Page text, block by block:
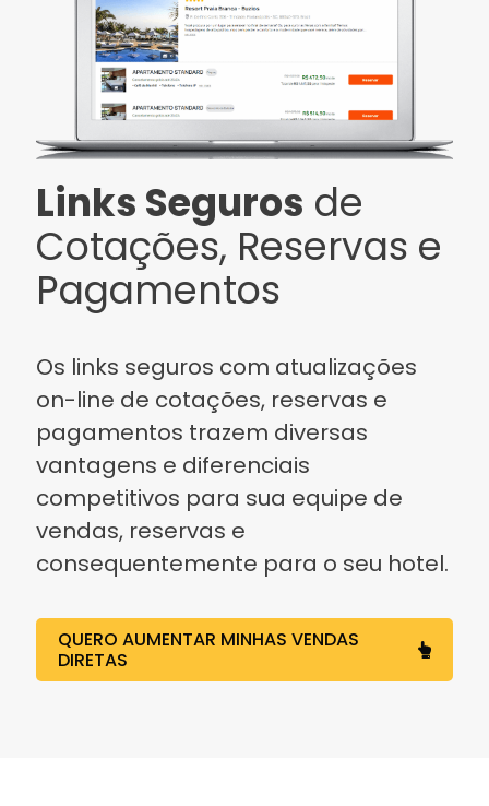
Links Seguros de
Cotações, Reservas e
Pagamentos
Os links seguros com atualizações
on-line de cotações, reservas e
pagamentos trazem diversas
vantagens e diferenciais
competitivos para sua equipe de
vendas, reservas e
consequentemente para o seu hotel.
QUERO AUMENTAR MINHAS VENDAS
DIRETAS